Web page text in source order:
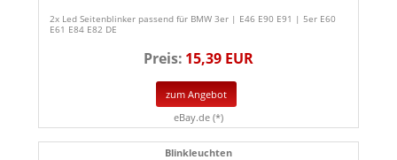
2x Led Seitenblinker passend für BMW 3er | E46 E90 E91 | 5er E60
E61 E84 E82 DE
Preis: 15,39 EUR
zum Angebot
eBay.de (*)
Blinkleuchten